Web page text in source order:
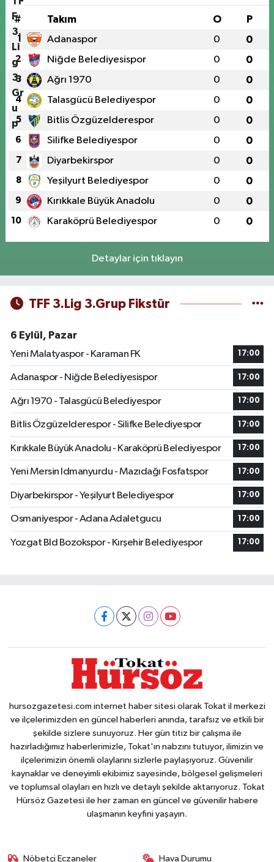
# Takım O P
1 Adanaspor 0 0
2 Niğde Belediyesispor 0 0
3 Ağrı 1970 0 0
4 Talasgücü Belediyespor 0 0
5 Bitlis Özgüzelderespor 0 0
6 Silifke Belediyespor 0 0
7 Diyarbekirspor 0 0
8 Yeşilyurt Belediyespor 0 0
9 Kırıkkale Büyük Anadolu 0 0
10 Karaköprü Belediyespor 0 0
Detaylar için tıklayın
TFF 3.Lig 3.Grup Fikstür
6 Eylül, Pazar
Yeni Malatyaspor - Karaman FK
17:00
Adanaspor - Niğde Belediyesispor 17:00
Ağrı 1970 - Talasgücü Belediyespor 17:00
Bitlis Özgüzelderespor - Silifke Belediyespor 17:00
Kırıkkale Büyük Anadolu - Karaköprü Belediyespor 17:00
Yeni Mersin Idmanyurdu - Mazıdağı Fosfatspor 17:00
Diyarbekirspor - Yeşilyurt Belediyespor 17:00
Osmaniyespor - Adana Adaletgucu 17:00
Yozgat Bld Bozokspor - Kırşehir Belediyespor 17:00
hursozgazetesi.com internet haber sitesi olarak Tokat il merkezi
ve ilçelerimizden en güncel haberleri anında, tarafsız ve etkili bir
şekilde sizlere sunuyoruz. Her gün titiz bir çalışma ile
hazırladığımız haberlerimizle, Tokat'ın nabzını tutuyor, ilimizin ve
ilçelerimizin önemli olaylarını sizlerle paylaşıyoruz. Güvenilir
kaynaklar ve deneyimli ekibimiz sayesinde, bölgesel gelişmeleri
ve toplumsal olayları en hızlı ve detaylı şekilde aktarıyoruz. Tokat
Hürsöz Gazetesi ile her zaman en güncel ve güvenilir habere
ulaşmanın keyfini yaşayın.
Nöbetçi Eczaneler Hava Durumu